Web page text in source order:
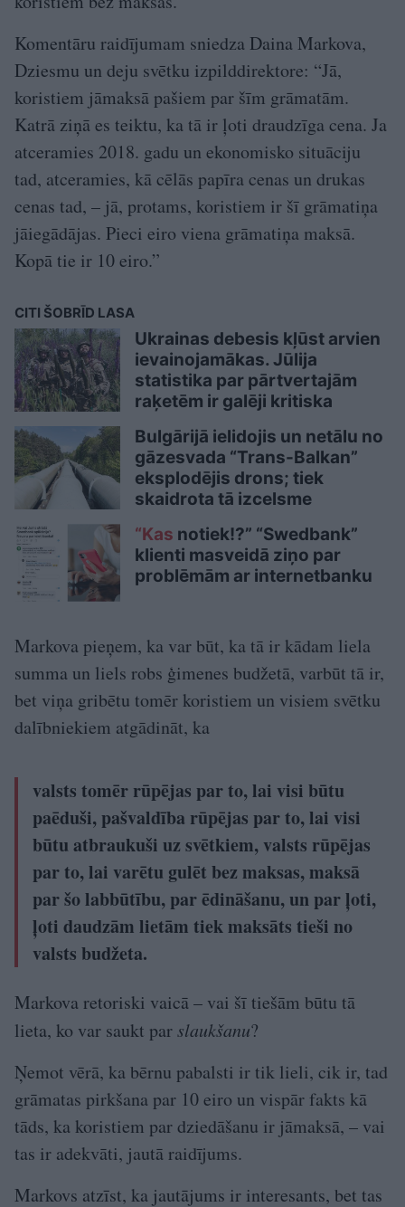
Komentāru raidījumam sniedza Daina Markova,
Dziesmu un deju svētku izpilddirektore: “Jā,
koristiem jāmaksā pašiem par šīm grāmatām.
Katrā ziņā es teiktu, ka tā ir ļoti draudzīga cena. Ja
atceramies 2018. gadu un ekonomisko situāciju
tad, atceramies, kā cēlās papīra cenas un drukas
cenas tad, – jā, protams, koristiem ir šī grāmatiņa
jāiegādājas. Pieci eiro viena grāmatiņa maksā.
Kopā tie ir 10 eiro.”
CITI ŠOBRĪD LASA
Ukrainas debesis kļūst arvien
ievainojamākas. Jūlija
statistika par pārtvertajām
raķetēm ir galēji kritiska
Bulgārijā ielidojis un netālu no
gāzesvada “Trans-Balkan”
eksplodējis drons; tiek
skaidrota tā izcelsme
“Kas notiek!?” “Swedbank”
klienti masveidā ziņo par
problēmām ar internetbanku
Markova pieņem, ka var būt, ka tā ir kādam liela
summa un liels robs ģimenes budžetā, varbūt tā ir,
bet viņa gribētu tomēr koristiem un visiem svētku
dalībniekiem atgādināt, ka
valsts tomēr rūpējas par to, lai visi būtu
paēduši, pašvaldība rūpējas par to, lai visi
būtu atbraukuši uz svētkiem, valsts rūpējas
par to, lai varētu gulēt bez maksas, maksā
par šo labbūtību, par ēdināšanu, un par ļoti,
ļoti daudzām lietām tiek maksāts tieši no
valsts budžeta.
Markova retoriski vaicā – vai šī tiešām būtu tā
lieta, ko var saukt parslaukšanu?
Ņemot vērā, ka bērnu pabalsti ir tik lieli, cik ir, tad
grāmatas pirkšana par 10 eiro un vispār fakts kā
tāds, ka koristiem par dziedāšanu ir jāmaksā, – vai
tas ir adekvāti, jautā raidījums.
Markovs atzīst, ka jautājums ir interesants, bet tas